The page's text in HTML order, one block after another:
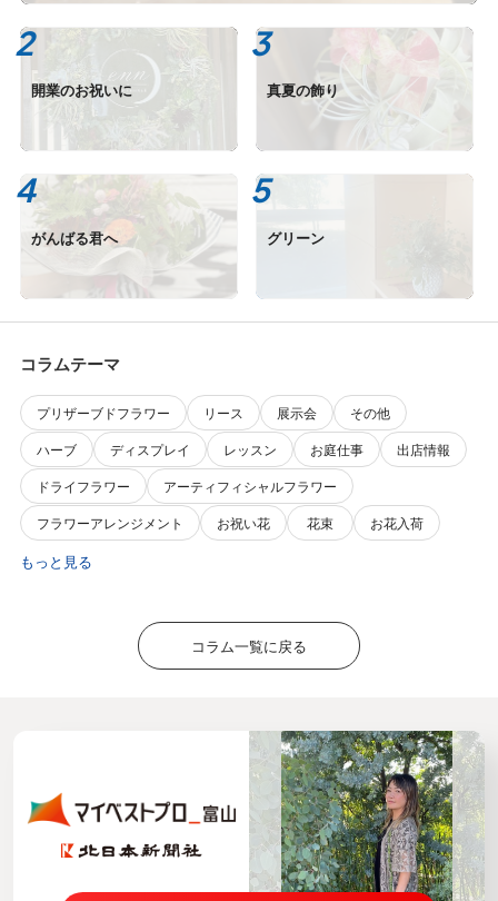
開業のお祝いに 真夏の飾り
がんばる君へ グリーン
コラムテーマ
プリザーブドフラワー リース 展示会
その他
ハーブ
ディスプレイ レッスン お庭仕事
出店情報
ドライフラワー
アーティフィシャルフラワー
フラワーアレンジメント
お祝い花 花束 お花入荷
もっと見る
コラム一覧に戻る